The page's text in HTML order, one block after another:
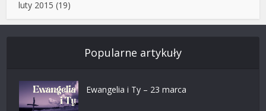
luty 2015 (19)
Popularne artykuły
Ewangelia i Ty – 23 marca